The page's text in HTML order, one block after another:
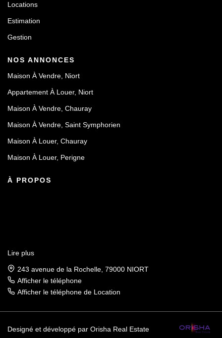
Locations
Estimation
Gestion
NOS ANNONCES
Maison À Vendre, Niort
Appartement À Louer, Niort
Maison À Vendre, Chauray
Maison À Vendre, Saint Symphorien
Maison À Louer, Chauray
Maison À Louer, Perigne
À PROPOS
Lire plus
243 avenue de la Rochelle, 79000 NIORT
Afficher le téléphone
Afficher le téléphone de Location
Designé et développé par Orisha Real Estate